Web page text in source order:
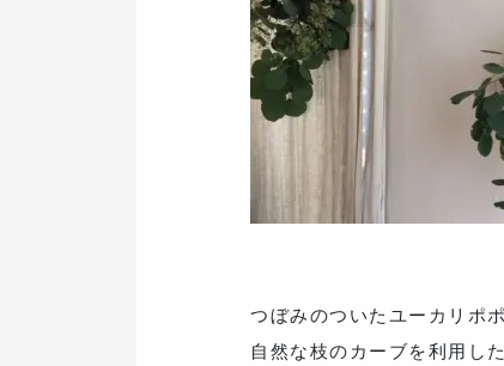
つぼみのついたユーカリポ
自然な枝のカーブを利用し